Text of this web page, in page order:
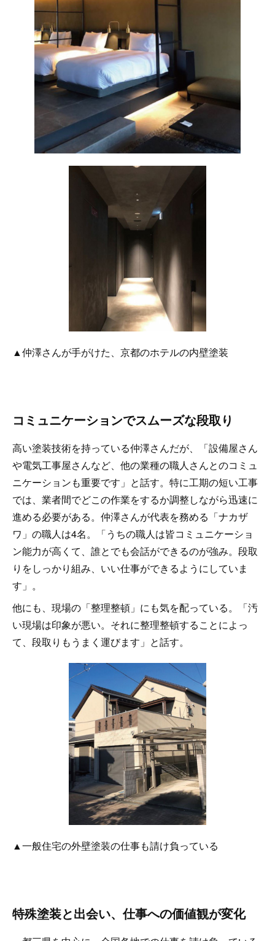
▲仲澤さんが手がけた、京都のホテルの内壁塗装
コミュニケーションでスムーズな段取り
高い塗装技術を持っている仲澤さんだが、「設備屋さん
や電気工事屋さんなど、他の業種の職人さんとのコミュ
ニケーションも重要です」と話す。特に工期の短い工事
では、業者間でどこの作業をするか調整しながら迅速に
進める必要がある。仲澤さんが代表を務める「ナカザ
ワ」の職人は4名。「うちの職人は皆コミュニケーショ
ン能力が高くて、誰とでも会話ができるのが強み。段取
りをしっかり組み、いい仕事ができるようにしていま
す」。
他にも、現場の「整理整頓」にも気を配っている。「汚
い現場は印象が悪い。それに整理整頓することによっ
て、段取りもうまく運びます」と話す。
▲一般住宅の外壁塗装の仕事も請け負っている
特殊塗装と出会い、仕事への価値観が変化